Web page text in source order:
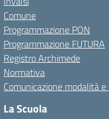
Comune
Programmazione PON
Programmazione FUTURA
Registro Archimede
Normativa
Comunicazione modalità
La Scuola